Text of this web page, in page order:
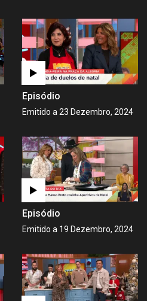
Episódio
Emitido a 23 Dezembro, 2024
Episódio
Emitido a 19 Dezembro, 2024